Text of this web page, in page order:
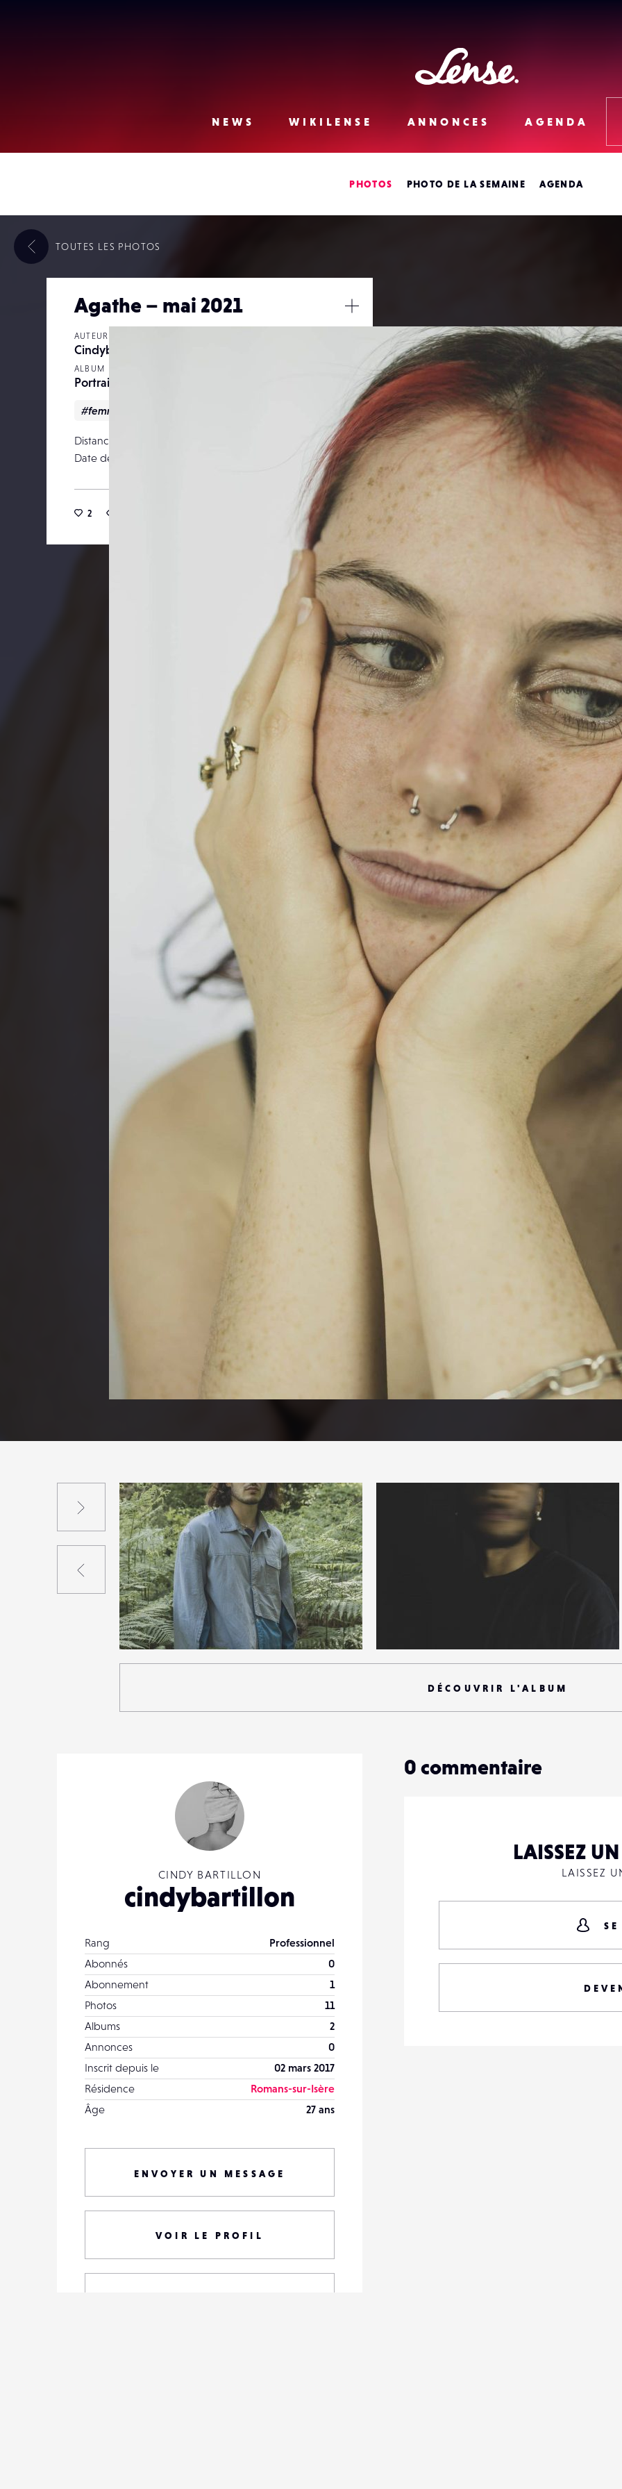
Lense
NEWS
WIKILENSE ANNONCES AGENDA
PHOTOS PHOTO DE LA SEMAINE AGENDA
Agathe – mai 2021
AUTEUR
Cindybartillon
ALBUM
Portrait
#femme
Distance focale
0 mm
Date de publication
17 septembre 2021
2
/
Fermer
TOUTES LES PHOTOS
0
15 28
Suivant
Précédent
DÉCOUVRIR L'ALBUM
CINDY BARTILLON
cindybartillon
Rang
Professionnel
Abonnés
0
Abonnement
1
Photos
11
Albums
2
Annonces
0
Inscrit depuis le
02 mars 2017
Résidence
Romans-sur-Isère
Âge
27 ans
ENVOYER UN MESSAGE
VOIR LE PROFIL
0 commentaire
LAISSEZ
LAISSEZ